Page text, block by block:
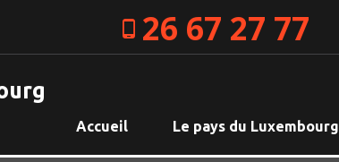
26 67 27 77
Accueil Le pays du Luxembourg